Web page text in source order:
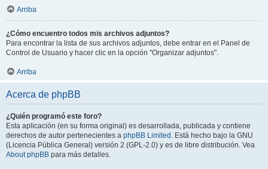
Arriba
¿Cómo encuentro todos mis archivos adjuntos?
Para encontrar la lista de sus archivos adjuntos, debe entrar en el Panel de
Control de Usuario y hacer clic en la opción "Organizar adjuntos".
Arriba
Acerca de phpBB
¿Quién programó este foro?
Esta aplicación (en su forma original) es desarrollada, publicada y contiene
derechos de autor pertenecientes a phpBB Limited . Está hecho bajo la GNU
(Licencia Pública General) versión 2 (GPL-2.0) y es de libre distribución. Vea
About phpBB para más detalles.